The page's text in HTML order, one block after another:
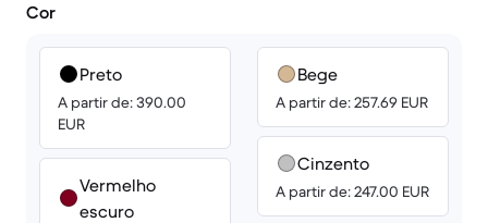
Cor
Preto
A partir de: 390.00
EUR
Vermelho
escuro
Bege
A partir de: 257.69 EUR
Cinzento
A partir de: 247.00 EUR